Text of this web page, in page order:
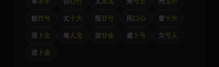
航竹弓 丈十大 瓶廿弓 民口心 窗十大
巡 卜女 每人戈 並廿金 處 卜弓 欠弓人
述 卜金